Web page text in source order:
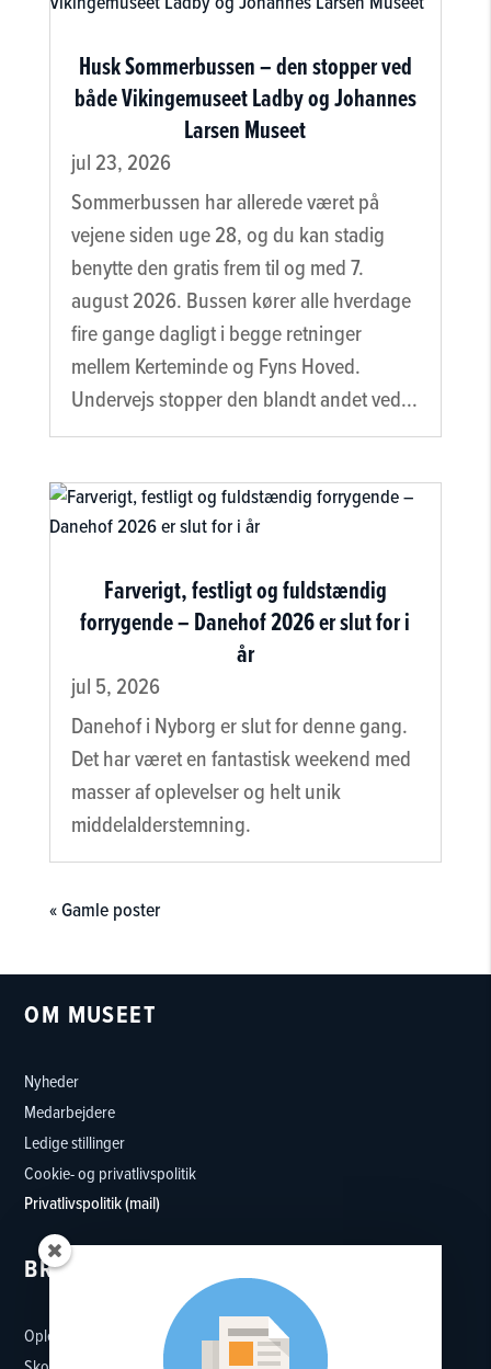
Husk Sommerbussen – den stopper ved
både Vikingemuseet Ladby og Johannes
Larsen Museet
jul 23, 2026
Sommerbussen har allerede været på
vejene siden uge 28, og du kan stadig
benytte den gratis frem til og med 7.
august 2026. Bussen kører alle hverdage
fire gange dagligt i begge retninger
mellem Kerteminde og Fyns Hoved.
Undervejs stopper den blandt andet ved...
Farverigt, festligt og fuldstændig
forrygende – Danehof 2026 er slut for i
år
jul 5, 2026
Danehof i Nyborg er slut for denne gang.
Det har været en fantastisk weekend med
masser af oplevelser og helt unik
middelalderstemning.
« Gamle poster
OM MUSEET
Nyheder
Medarbejdere
Ledige stillinger
Cookie- og privatlivspolitik
Privatlivspolitik (mail)
BRUG MUSEET
Oplevelser